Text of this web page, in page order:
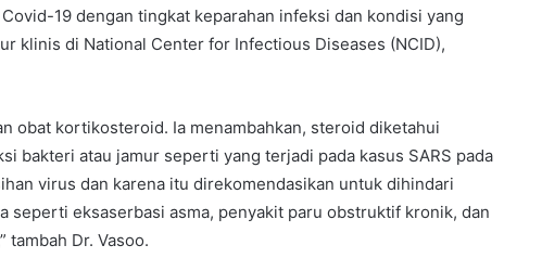
19 dengan tingkat keparahan infeksi dan kondisi yang
klinis di National Center for Infectious Diseases (NCID),
obat kortikosteroid. Ia menambahkan, steroid diketahui
bakteri atau jamur seperti yang terjadi pada kasus SARS pada
virus dan karena itu direkomendasikan untuk dihindari
seperti eksaserbasi asma, penyakit paru obstruktif kronik, dan
tambah Dr. Vasoo.